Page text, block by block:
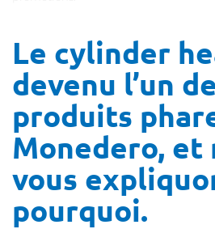
Le cylinder
devenu l’un
produits
Monedero, et
vous
pourquoi.